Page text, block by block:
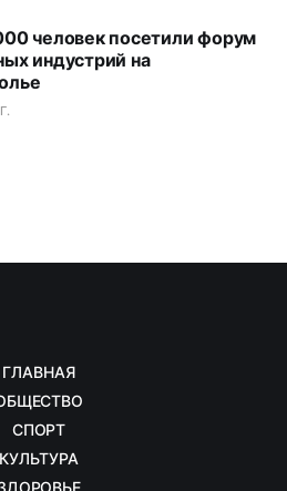
человек посетили форум
индустрий на
ГЛАВНАЯ
СПОРТ
КУЛЬТУРА